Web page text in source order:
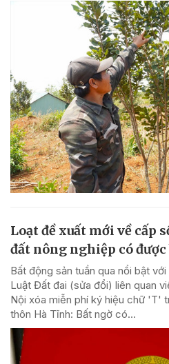
Loạt đề xuất mới về cấp
đất nông nghiệp có
Bất động sản tuần qua nổi bật
Luật Đất đai (sửa đổi) liên quan
Nội xóa miễn phí ký hiệu chữ 'T'
thôn Hà Tĩnh: Bất ngờ có...